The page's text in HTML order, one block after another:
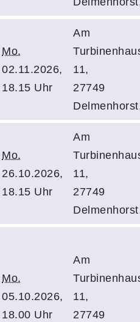
Mo.
02.11.2026,
18.15 Uhr
Am
11,
27749
Mo.
26.10.2026,
18.15 Uhr
Am
11,
27749
Mo.
05.10.2026,
18.00 Uhr
Am
11,
27749